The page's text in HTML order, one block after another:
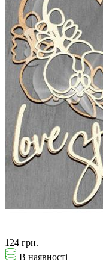
124 грн.
В наявності